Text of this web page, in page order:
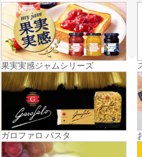
果実実感ジャムシリーズ
ガロファロ パスタ